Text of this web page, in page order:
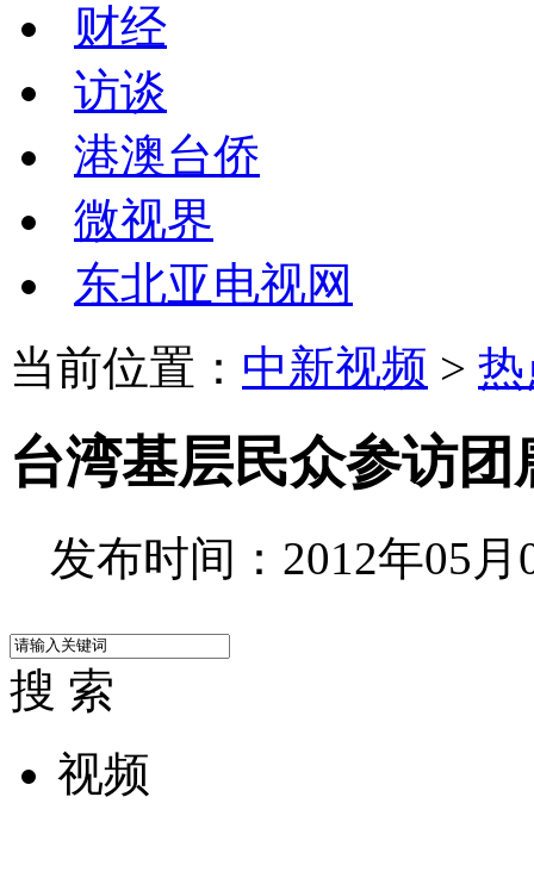
财经
访谈
港澳台侨
微视界
东北亚电视网
当前位置： 中新视频 >
台湾基层民众参访
发布时间：2012年05月
搜 索
视频